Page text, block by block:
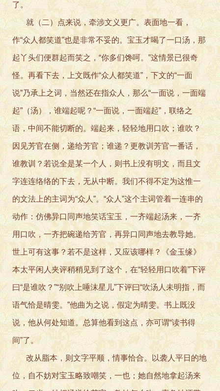
了。
就（二）点来说，牵涉文义更广。表面地一看，
作“众人都笑道”也是非常不妥的。宝玉才喝了一口汤，那
起丫头们便群起而笑之，“你多们馋呵。”这情景已很奇
怪。再看下去，上文既作“众人都笑道”，下文的“一面
说”乃承上之词，当然还在指众人，那么“一面说，一面端
起”（汤），谁端起呢？“一面说，一面端起”，联络之
语，中间不能切断的。端起来，轻轻地用口吹；谁吹？
因见芳官在侧，递给芳官；谁递？更教训芳官一番话，
谁教训？若说全是某一个人，则书上没有明文，而且文
字连连络络的下去，无从中断。我们不得不定为这惟一
的文法上的主词为“众人”。“众人”这个主词管着一连串的
动作：仿佛异口同声地笑话宝玉，一齐端起汤来，一齐
用口吹，一齐把碗递给芳官，再异口同声地去教导她。
世上可有这事？若不是这样，又应该哪样？《金玉缘》
本太平闲人夹评稍稍见到了这个，在“轻轻用口吹着”下评
曰“是谁吹？”“别吹上唾沫星儿”下评曰“吹汤人未明指，而
语气恰是晴雯。”他曲为之说，假定为晴雯。书上既没
说，他从何处知道。总算他看到这点，亦可谓“读书得
间”了。
改从脂本，则文字平顺，情事恰合。以袭人平日的地
位，自不妨对宝玉略致嘲笑，一也；她自然地拿起汤来